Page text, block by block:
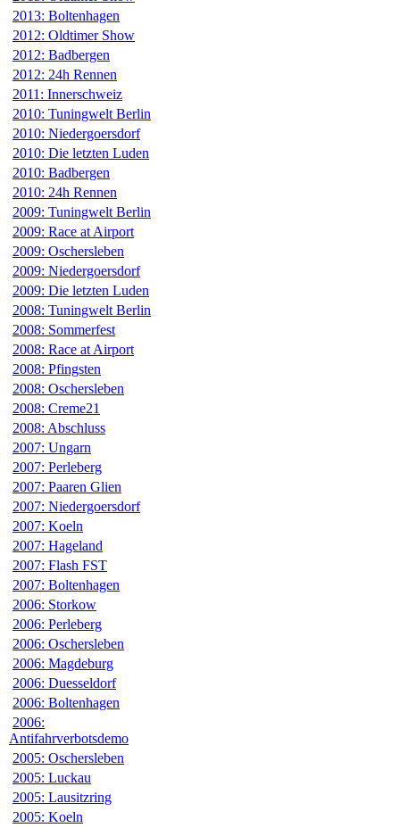
2013: Boltenhagen
2012: Oldtimer Show
2012: Badbergen
2012: 24h Rennen
2011: Innerschweiz
2010: Tuningwelt Berlin
2010: Niedergoersdorf
2010: Die letzten Luden
2010: Badbergen
2010: 24h Rennen
2009: Tuningwelt Berlin
2009: Race at Airport
2009: Oschersleben
2009: Niedergoersdorf
2009: Die letzten Luden
2008: Tuningwelt Berlin
2008: Sommerfest
2008: Race at Airport
2008: Pfingsten
2008: Oschersleben
2008: Creme21
2008: Abschluss
2007: Ungarn
2007: Perleberg
2007: Paaren Glien
2007: Niedergoersdorf
2007: Koeln
2007: Hageland
2007: Flash FST
2007: Boltenhagen
2006: Storkow
2006: Perleberg
2006: Oschersleben
2006: Magdeburg
2006: Duesseldorf
2006: Boltenhagen
2006:
Antifahrverbotsdemo
2005: Oschersleben
2005: Luckau
2005: Lausitzring
2005: Koeln